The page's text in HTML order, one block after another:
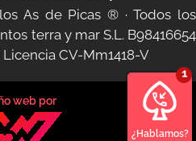
As de Picas ®· Todos los
terra y mar S.L. B98416654
Licencia CV-Mm1418-V
web por
¿Hablamos?